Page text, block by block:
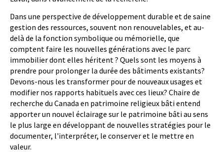
Dans une perspective de développement durable et de saine
gestion des ressources, souvent non renouvelables, et au-
delà de la fonction symbolique ou mémorielle, que
comptent faire les nouvelles générations avec le parc
immobilier dont elles héritent ? Quels sont les moyens à
prendre pour prolonger la durée des bâtiments existants?
Devons-nous les transformer pour de nouveaux usages et
modifier nos rapports habituels avec ces lieux? Chaire de
recherche du Canada en patrimoine religieux bâti entend
apporter un nouvel éclairage sur le patrimoine bâti au sens
le plus large en développant de nouvelles stratégies pour le
documenter, l'interpréter, le conserver et le mettre en
valeur.